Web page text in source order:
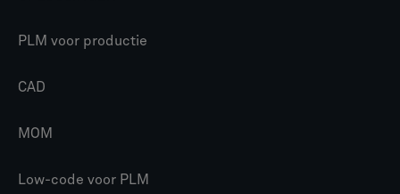
PLM voor productie
CAD
MOM
Low-code voor PLM